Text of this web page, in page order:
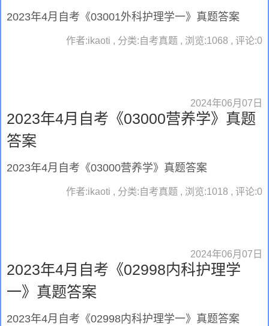
2023年4月自考《03001外科护理学一》真题答案
作者:ikaoti , 分类:自考真题 , 浏览:1068 , 评论:0
2024年06月07日
2023年4月自考《03000营养学》真题
答案
2023年4月自考《03000营养学》真题答案
作者:ikaoti , 分类:自考真题 , 浏览:1018 , 评论:0
2024年06月07日
2023年4月自考《02998内科护理学
一》真题答案
2023年4月自考《02998内科护理学一》真题答案